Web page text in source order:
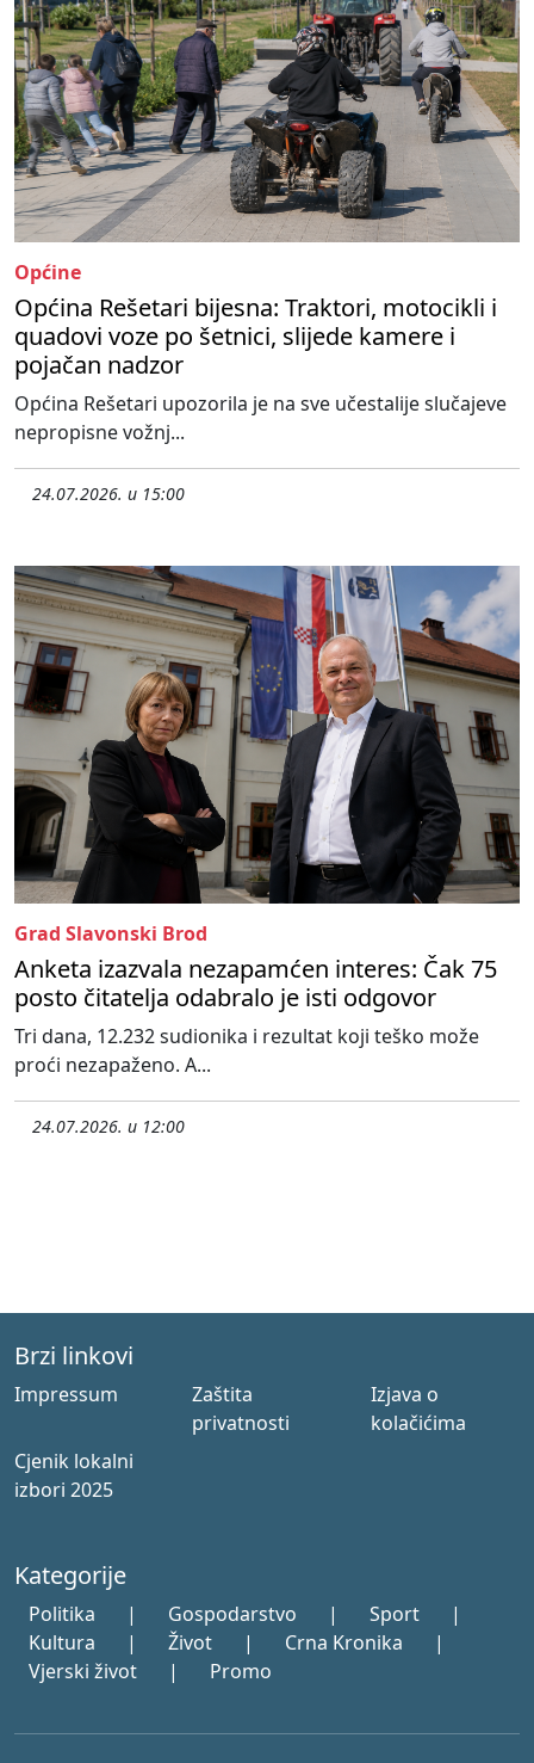
Općine
Općina Rešetari bijesna: Traktori, motocikli i
quadovi voze po šetnici, slijede kamere i
pojačan nadzor
Općina Rešetari upozorila je na sve učestalije slučajeve
nepropisne vožnj...
24.07.2026. u 15:00
Grad Slavonski Brod
Anketa izazvala nezapamćen interes: Čak 75
posto čitatelja odabralo je isti odgovor
Tri dana, 12.232 sudionika i rezultat koji teško može
proći nezapaženo. A...
24.07.2026. u 12:00
Brzi linkovi
Impressum
Zaštita
privatnosti
Izjava o
kolačićima
Cjenik lokalni
izbori 2025
Kategorije
Politika | Gospodarstvo | Sport
|
Kultura
| Život | Crna Kronika
|
Vjerski život
| Promo